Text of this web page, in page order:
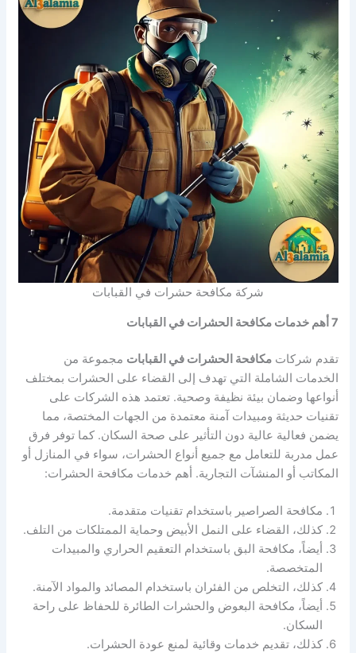
شركة مكافحة حشرات في القبابات
7 أهم خدمات مكافحة الحشرات في القبابات
تقدم شركاتمكافحة الحشرات في القبابات مجموعة من
الخدمات الشاملة التي تهدف إلى القضاء على الحشرات بمختلف
أنواعها وضمان بيئة نظيفة وصحية. تعتمد هذه الشركات على
تقنيات حديثة ومبيدات آمنة معتمدة من الجهات المختصة، مما
يضمن فعالية عالية دون التأثير على صحة السكان. كما توفر فرق
عمل مدربة للتعامل مع جميع أنواع الحشرات، سواء في المنازل أو
المكاتب أو المنشآت التجارية. أهم خدمات مكافحة الحشرات:
مكافحة الصراصير باستخدام تقنيات متقدمة.
كذلك، القضاء على النمل الأبيض وحماية الممتلكات من التلف.
أيضاً، مكافحة البق باستخدام التعقيم الحراري والمبيدات
المتخصصة.
كذلك، التخلص من الفئران باستخدام المصائد والمواد الآمنة.
أيضاً، مكافحة البعوض والحشرات الطائرة للحفاظ على راحة
السكان.
كذلك، تقديم خدمات وقائية لمنع عودة الحشرات.